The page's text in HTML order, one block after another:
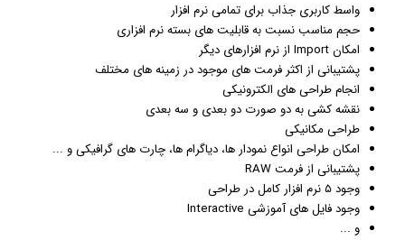
واسط کاربری جذاب برای تمامی نرم افزار
حجم مناسب نسبت به قابلیت های بسته نرم افزاری
امکان Import از نرم افزارهای دیگر
پشتیبانی از اکثر فرمت های موجود در زمینه های مختلف
انجام طراحی های الکترونیکی
نقشه کشی به دو صورت دو بعدی و سه بعدی
طراحی مکانیکی
امکان طراحی انواع نمودار ها، دیاگرام ها، چارت های گرافیکی و ...
پشتیبانی از فرمت RAW
وجود ۵ نرم افزار کامل در طراحی
وجود فایل های آموزشی Interactive
و ...